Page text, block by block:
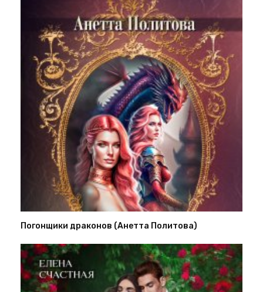
Погонщики драконов (Анетта Политова)